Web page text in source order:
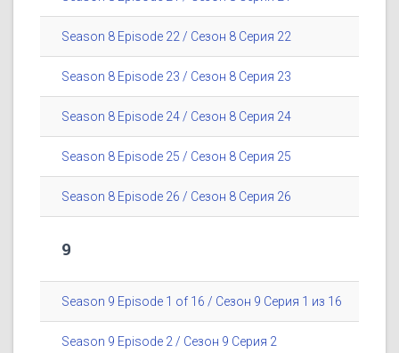
Season 8 Episode 22 / Сезон 8 Серия 22
Season 8 Episode 23 / Сезон 8 Серия 23
Season 8 Episode 24 / Сезон 8 Серия 24
Season 8 Episode 25 / Сезон 8 Серия 25
Season 8 Episode 26 / Сезон 8 Серия 26
9
Season 9 Episode 1 of 16 / Сезон 9 Серия 1 из 16
Season 9 Episode 2 / Сезон 9 Серия 2